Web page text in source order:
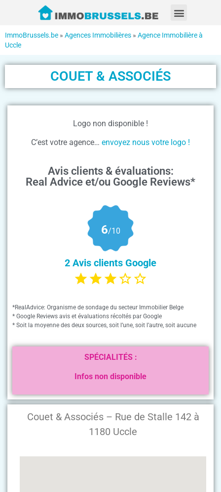
ImmoBrussels.be » Agences Immobilières » Agence Immobilière à
Uccle
COUET & ASSOCIÉS
Couet & Associés – Rue de Stalle 142 à
1180 Uccle
Logo non disponible !
C’est votre agence… envoyez nous votre logo !
Avis clients & évaluations:
Real Advice et/ou Google Reviews*
6/10
2 Avis clients Google
*RealAdvice: Organisme de sondage du secteur Immobilier Belge
* Google Reviews avis et évaluations récoltés par Google
* Soit la moyenne des deux sources, soit l’une, soit l’autre, soit aucune
SPÉCIALITÉS :
Infos non disponible